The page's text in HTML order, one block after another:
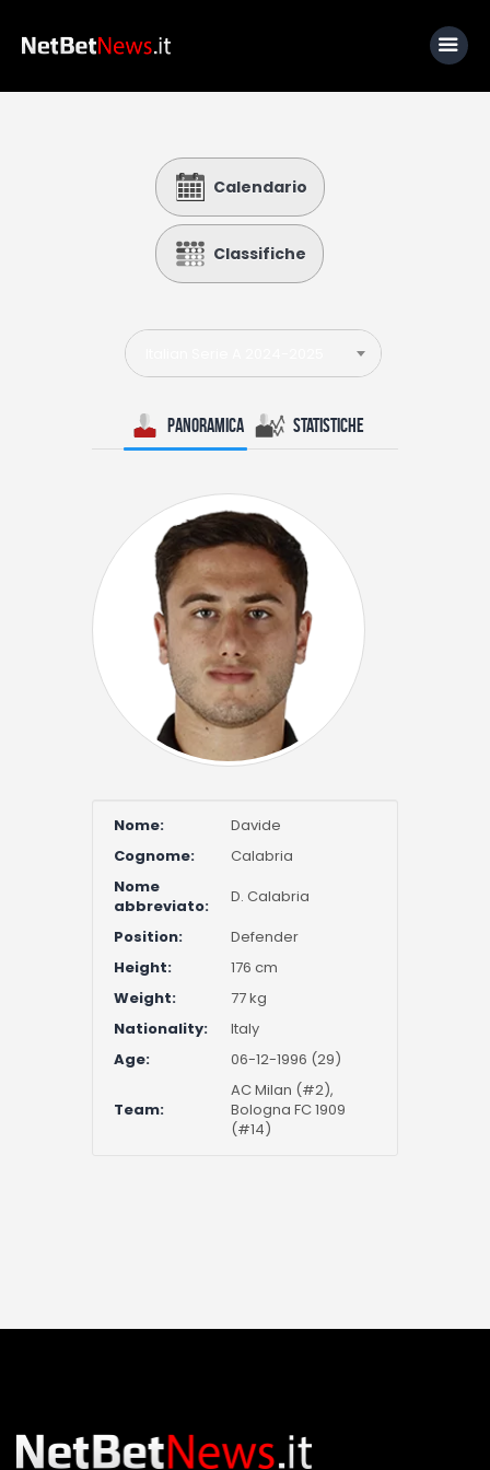
Calcio
Basket
Tennis
Lo Sapevi Che
I consigli di Giulia
Calendario
Classifiche
Panoramica Statistiche
Nome:
Davide
Cognome:
Calabria
Nome
abbreviato:
D. Calabria
Position:
Defender
Height:
176 cm
Weight:
77 kg
Nationality:
Italy
Age:
06-12-1996 (29)
Team:
AC Milan (#2),
Bologna FC 1909
(#14)